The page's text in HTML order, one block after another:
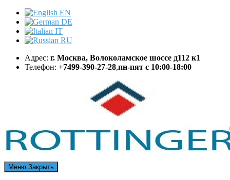
EN
DE
IT
RU
Адрес: г. Москва, Волоколамское шоссе д112 к1
Телефон: +7499-390-27-28,пн-пят с 10:00-18:00
Меню Закрыть